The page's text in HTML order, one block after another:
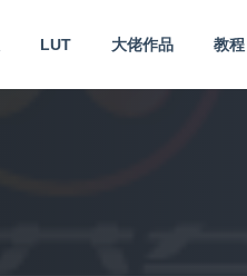
LUT 大佬作品 教程